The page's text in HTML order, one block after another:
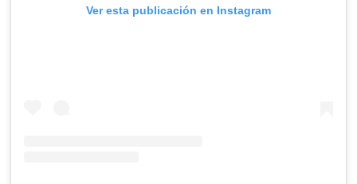
Ver esta publicación en Instagram